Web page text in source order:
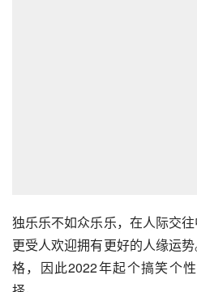
独乐乐不如众乐乐，在人际交
更受人欢迎拥有更好的人缘运
格，因此2022年起个搞笑个